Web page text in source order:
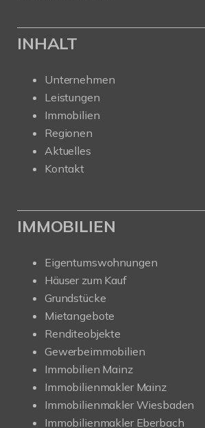
INHALT
Unternehmen
Leistungen
Immobilien
Regionen
Aktuelles
Kontakt
IMMOBILIEN
Eigentumswohnungen
Häuser zum Kauf
Grundstücke
Mietangebote
Renditeobjekte
Gewerbeimmobilien
Immobilien Mainz
Immobilienmakler Mainz
Immobilienmakler Wiesbaden
Immobilienmakler Eberbach